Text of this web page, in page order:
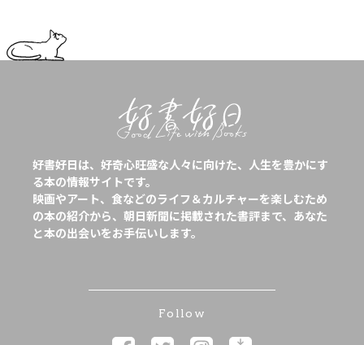
好書好日は、好奇心旺盛な人々に向けた、人生を豊かにす
る本の情報サイトです。
映画やアート、食などのライフ＆カルチャーを楽しむため
の本の紹介から、朝日新聞に掲載された書評まで、あなた
と本の出会いをお手伝いします。
Follow